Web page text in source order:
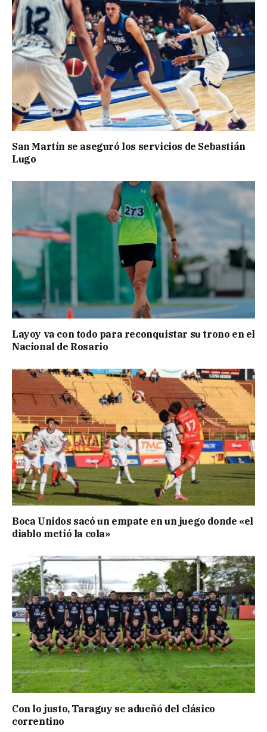
San Martín se aseguró los servicios de Sebastián
Lugo
Layoy va con todo para reconquistar su trono en el
Nacional de Rosario
Boca Unidos sacó un empate en un juego donde «el
diablo metió la cola»
Con lo justo, Taraguy se adueñó del clásico
correntino